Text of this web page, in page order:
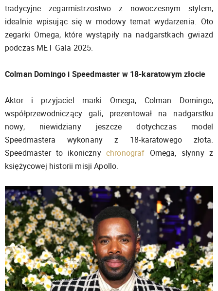
tradycyjne zegarmistrzostwo z nowoczesnym stylem,
idealnie wpisując się w modowy temat wydarzenia. Oto
zegarki Omega, które wystąpiły na nadgarstkach gwiazd
podczas MET Gala 2025.
Colman Domingo i Speedmaster w 18-karatowym złocie
Aktor i przyjaciel marki Omega, Colman Domingo,
współprzewodniczący gali, prezentował na nadgarstku
nowy, niewidziany jeszcze dotychczas model
Speedmastera wykonany z 18-karatowego złota.
Speedmaster to ikoniczny chronograf Omega, słynny z
księżycowej historii misji Apollo.